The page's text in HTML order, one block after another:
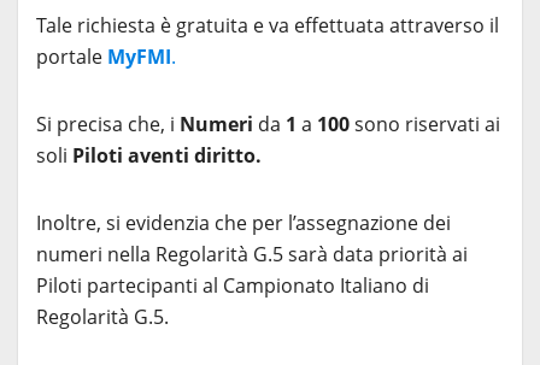
Tale richiesta è gratuita e va effettuata attraverso il
portale MyFMI.
Si precisa che, i Numeri da 1 a 100sono riservati ai
soli Piloti aventi diritto.
Inoltre, si evidenzia che per l’assegnazione dei
numeri nella Regolarità G.5 sarà data priorità ai
Piloti partecipanti al Campionato Italiano di
Regolarità G.5.